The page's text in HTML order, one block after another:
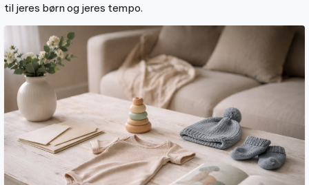
til jeres børn og jeres tempo.